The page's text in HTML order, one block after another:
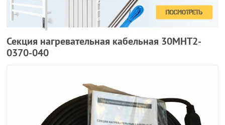
Секция нагревательная кабельная 30МНТ2-
0370-040